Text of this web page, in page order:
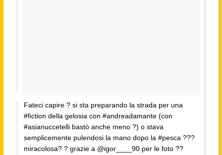
Fateci capire ? si sta preparando la strada per una
#fiction della gelosia con #andreadamante (con
#asianuccetelli bastò anche meno ?) o stava
semplicemente pulendosi la mano dopo la #pesca ???
miracolosa? ? grazie a @igor____90 per le foto ??